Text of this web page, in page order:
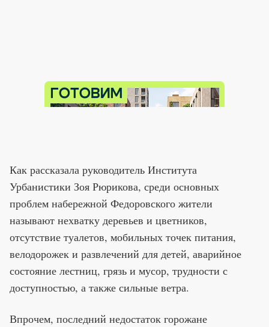
Как рассказала руководитель Института
Урбанистики Зоя Рюрикова, среди основных
проблем набережной Федоровского жители
называют нехватку деревьев и цветников,
отсутствие туалетов, мобильных точек питания,
велодорожек и развлечений для детей, аварийное
состояние лестниц, грязь и мусор, трудности с
доступностью, а также сильные ветра.
Впрочем, последний недостаток горожане